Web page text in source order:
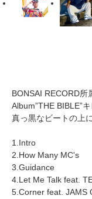
BONSAI RECORD所
Album”THE BIBLE”
真っ黒なビートの上
1.Intro
2.How Many MC's
3.Guidance
4.Let Me Talk feat.
5.Corner feat. JAMS